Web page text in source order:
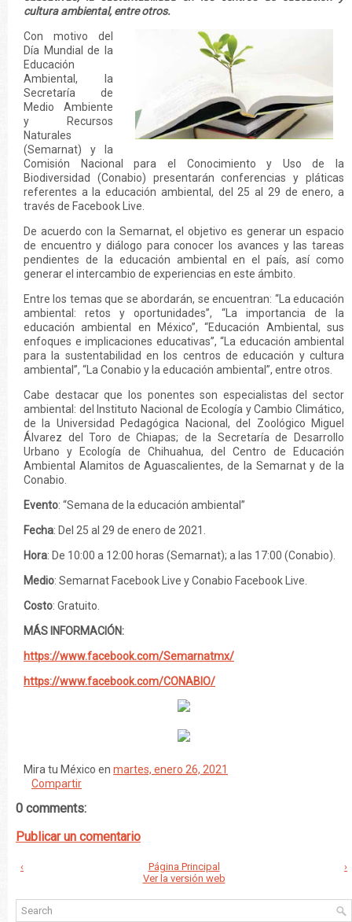
cultura ambiental, entre otros.
Con motivo del
Día Mundial de la
Educación
Ambiental, la
Secretaría de
Medio Ambiente
y Recursos
Naturales
(Semarnat) y la
Comisión Nacional para el Conocimiento y Uso de la
Biodiversidad (Conabio) presentarán conferencias y pláticas
referentes a la educación ambiental, del 25 al 29 de enero, a
través de Facebook Live.
De acuerdo con la Semarnat, el objetivo es generar un espacio
de encuentro y diálogo para conocer los avances y las tareas
pendientes de la educación ambiental en el país, así como
generar el intercambio de experiencias en este ámbito.
Entre los temas que se abordarán, se encuentran: “La educación
ambiental: retos y oportunidades”, “La importancia de la
educación ambiental en México”, “Educación Ambiental, sus
enfoques e implicaciones educativas”, “La educación ambiental
para la sustentabilidad en los centros de educación y cultura
ambiental”, “La Conabio y la educación ambiental”, entre otros.
Cabe destacar que los ponentes son especialistas del sector
ambiental: del Instituto Nacional de Ecología y Cambio Climático,
de la Universidad Pedagógica Nacional, del Zoológico Miguel
Álvarez del Toro de Chiapas; de la Secretaría de Desarrollo
Urbano y Ecología de Chihuahua, del Centro de Educación
Ambiental Alamitos de Aguascalientes, de la Semarnat y de la
Conabio.
Evento: “Semana de la educación ambiental”
Fecha: Del 25 al 29 de enero de 2021.
Hora: De 10:00 a 12:00 horas (Semarnat); a las 17:00 (Conabio).
Medio: Semarnat Facebook Live y Conabio Facebook Live.
Costo: Gratuito.
MÁS INFORMACIÓN:
https://www.facebook.com/Semarnatmx/
https://www.facebook.com/CONABIO/
Mira tu México en martes, enero 26, 2021
Compartir
0 comments:
Publicar un comentario
‹ ›
Página Principal
Ver la versión web